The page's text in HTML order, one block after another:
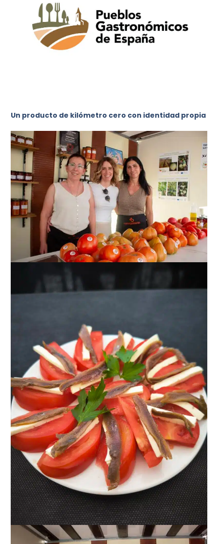
Un producto de kilómetro cero con identidad propia